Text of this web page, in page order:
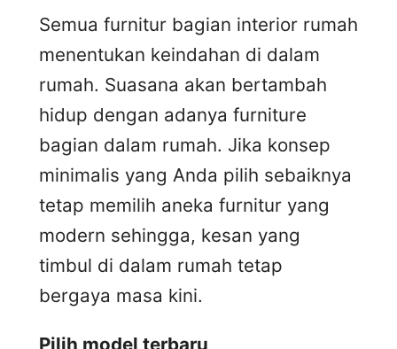
Semua furnitur bagian interior rumah
menentukan keindahan di dalam
rumah. Suasana akan bertambah
hidup dengan adanya furniture
bagian dalam rumah. Jika konsep
minimalis yang Anda pilih sebaiknya
tetap memilih aneka furnitur yang
modern sehingga, kesan yang
timbul di dalam rumah tetap
bergaya masa kini.
Pilih model terbaru